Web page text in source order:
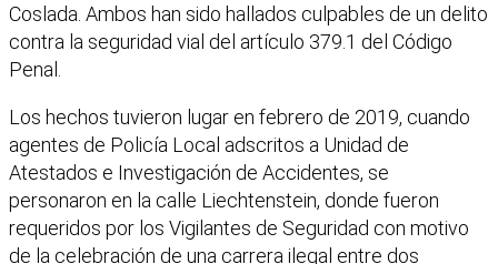
Coslada. Ambos han sido hallados culpables de un delito
contra la seguridad vial del artículo 379.1 del Código
Penal.
Los hechos tuvieron lugar en febrero de 2019, cuando
agentes de Policía Local adscritos a Unidad de
Atestados e Investigación de Accidentes, se
personaron en la calle Liechtenstein, donde fueron
requeridos por los Vigilantes de Seguridad con motivo
de la celebración de una carrera ilegal entre dos